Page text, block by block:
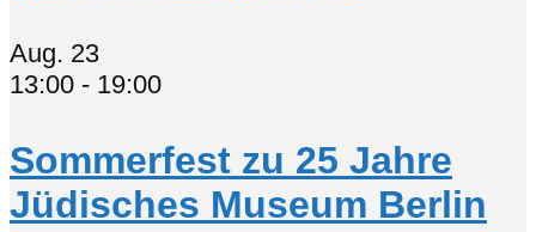
Aug. 23
13:00 - 19:00
Sommerfest zu 25 Jahre
Jüdisches Museum Berlin